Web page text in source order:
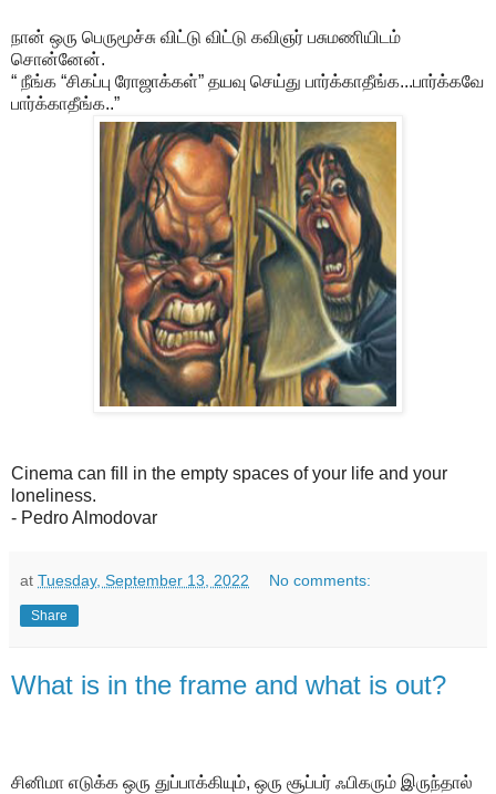
நான் ஒரு பெருமூச்சு விட்டு விட்டு கவிஞர் பசுமணியிடம்
சொன்னேன்.
“ நீங்க “சிகப்பு ரோஜாக்கள்” தயவு செய்து பார்க்காதீங்க...பார்க்கவே
பார்க்காதீங்க..”
Cinema can fill in the empty spaces of your life and your
loneliness.
- Pedro Almodovar
at Tuesday, September 13, 2022 No comments:
Share
What is in the frame and what is out?
சினிமா எடுக்க ஒரு துப்பாக்கியும், ஒரு சூப்பர் ஃபிகரும் இருந்தால்